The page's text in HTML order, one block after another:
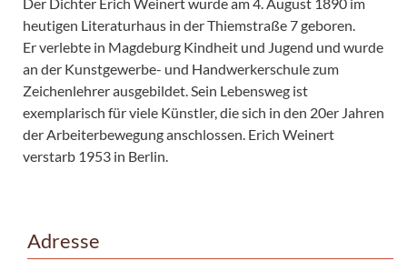
heutigen Literaturhaus in der Thiemstraße 7 geboren.
Er verlebte in Magdeburg Kindheit und Jugend und wurde
an der Kunstgewerbe- und Handwerkerschule zum
Zeichenlehrer ausgebildet. Sein Lebensweg ist
exemplarisch für viele Künstler, die sich in den 20er Jahren
der Arbeiterbewegung anschlossen. Erich Weinert
verstarb 1953 in Berlin.
Adresse